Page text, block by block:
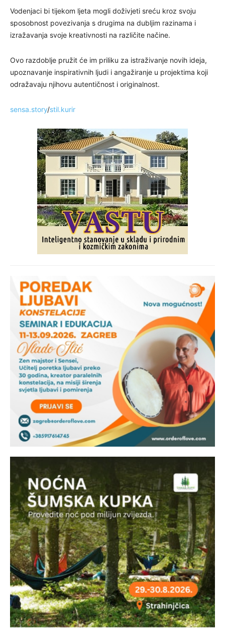
Vodenjaci bi tijekom ljeta mogli doživjeti sreću kroz svoju
sposobnost povezivanja s drugima na dubljim razinama i
izražavanja svoje kreativnosti na različite načine.
Ovo razdoblje pružit će im priliku za istraživanje novih ideja,
upoznavanje inspirativnih ljudi i angažiranje u projektima koji
odražavaju njihovu autentičnost i originalnost.
sensa.story/stil.kurir